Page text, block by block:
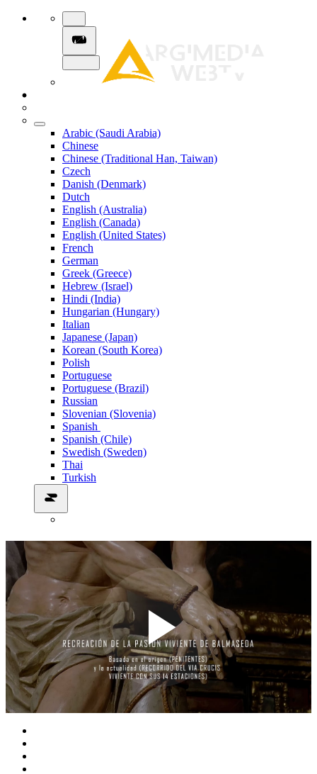
Arabic (Saudi Arabia)
Chinese
Chinese (Traditional Han, Taiwan)
Czech
Danish (Denmark)
Dutch
English (Australia)
English (Canada)
English (United States)
French
German
Greek (Greece)
Hebrew (Israel)
Hindi (India)
Hungarian (Hungary)
Italian
Japanese (Japan)
Korean (South Korea)
Polish
Portuguese
Portuguese (Brazil)
Russian
Slovenian (Slovenia)
Spanish
Spanish (Chile)
Swedish (Sweden)
Thai
Turkish
Play